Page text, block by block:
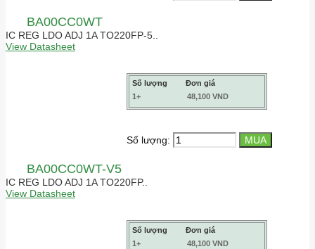
BA00CC0WT
IC REG LDO ADJ 1A TO220FP-5..
View Datasheet
Số lượng
Đơn giá
1+
48,100 VND
Số lượng:
BA00CC0WT-V5
IC REG LDO ADJ 1A TO220FP..
View Datasheet
Số lượng
Đơn giá
1+
48,100 VND